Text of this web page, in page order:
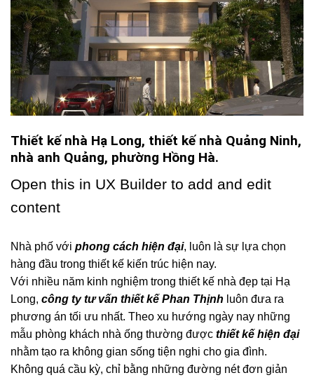
Thiết kế nhà Hạ Long, thiết kế nhà Quảng Ninh,
nhà anh Quảng, phường Hồng Hà.
Open this in UX Builder to add and edit
content
Nhà phố với phong cách hiện đại, luôn là sự lựa chọn
hàng đầu trong thiết kế kiến trúc hiện nay.
Với nhiều năm kinh nghiệm trong thiết kế nhà đẹp tại Hạ
Long, công ty tư vấn thiết kế Phan Thịnh luôn đưa ra
phương án tối ưu nhất. Theo xu hướng ngày nay những
mẫu phòng khách nhà ống thường được thiết kế hiện đại
nhằm tạo ra không gian sống tiện nghi cho gia đình.
Không quá cầu kỳ, chỉ bằng những đường nét đơn giản